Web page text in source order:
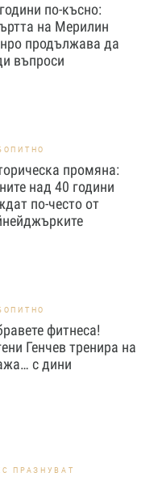
по-късно:
на Мерилин
продължава да
въпроси
промяна:
над 40 години
по-често от
фитнеса!
Генчев тренира на
с дини
ПРАЗНУВАТ